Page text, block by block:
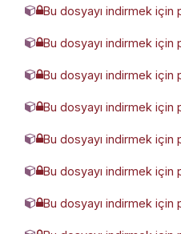
Bu dosyayı indirmek için
6701016-
Bu dosyayı indirmek için
8355390-
Bu dosyayı indirmek için
8686104-
Bu dosyayı indirmek için
8883279-
Bu dosyayı indirmek için
9227146-
Bu dosyayı indirmek için
9310329-
Bu dosyayı indirmek için
9357383-